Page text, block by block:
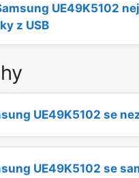
UE49K5102
z USB
UE49K5102 se
UE49K5102 se